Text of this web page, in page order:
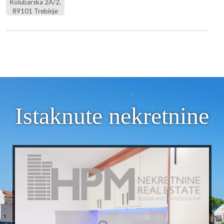
Kolubarska 2A/2,
89101 Trebinje
Istaknute nekretnine